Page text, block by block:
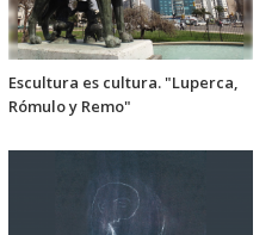
Escultura es cultura. "Luperca,
Rómulo y Remo"